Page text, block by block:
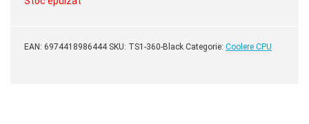
EAN: 6974418986444 SKU: TS1-360-Black Categorie: Coolere CPU